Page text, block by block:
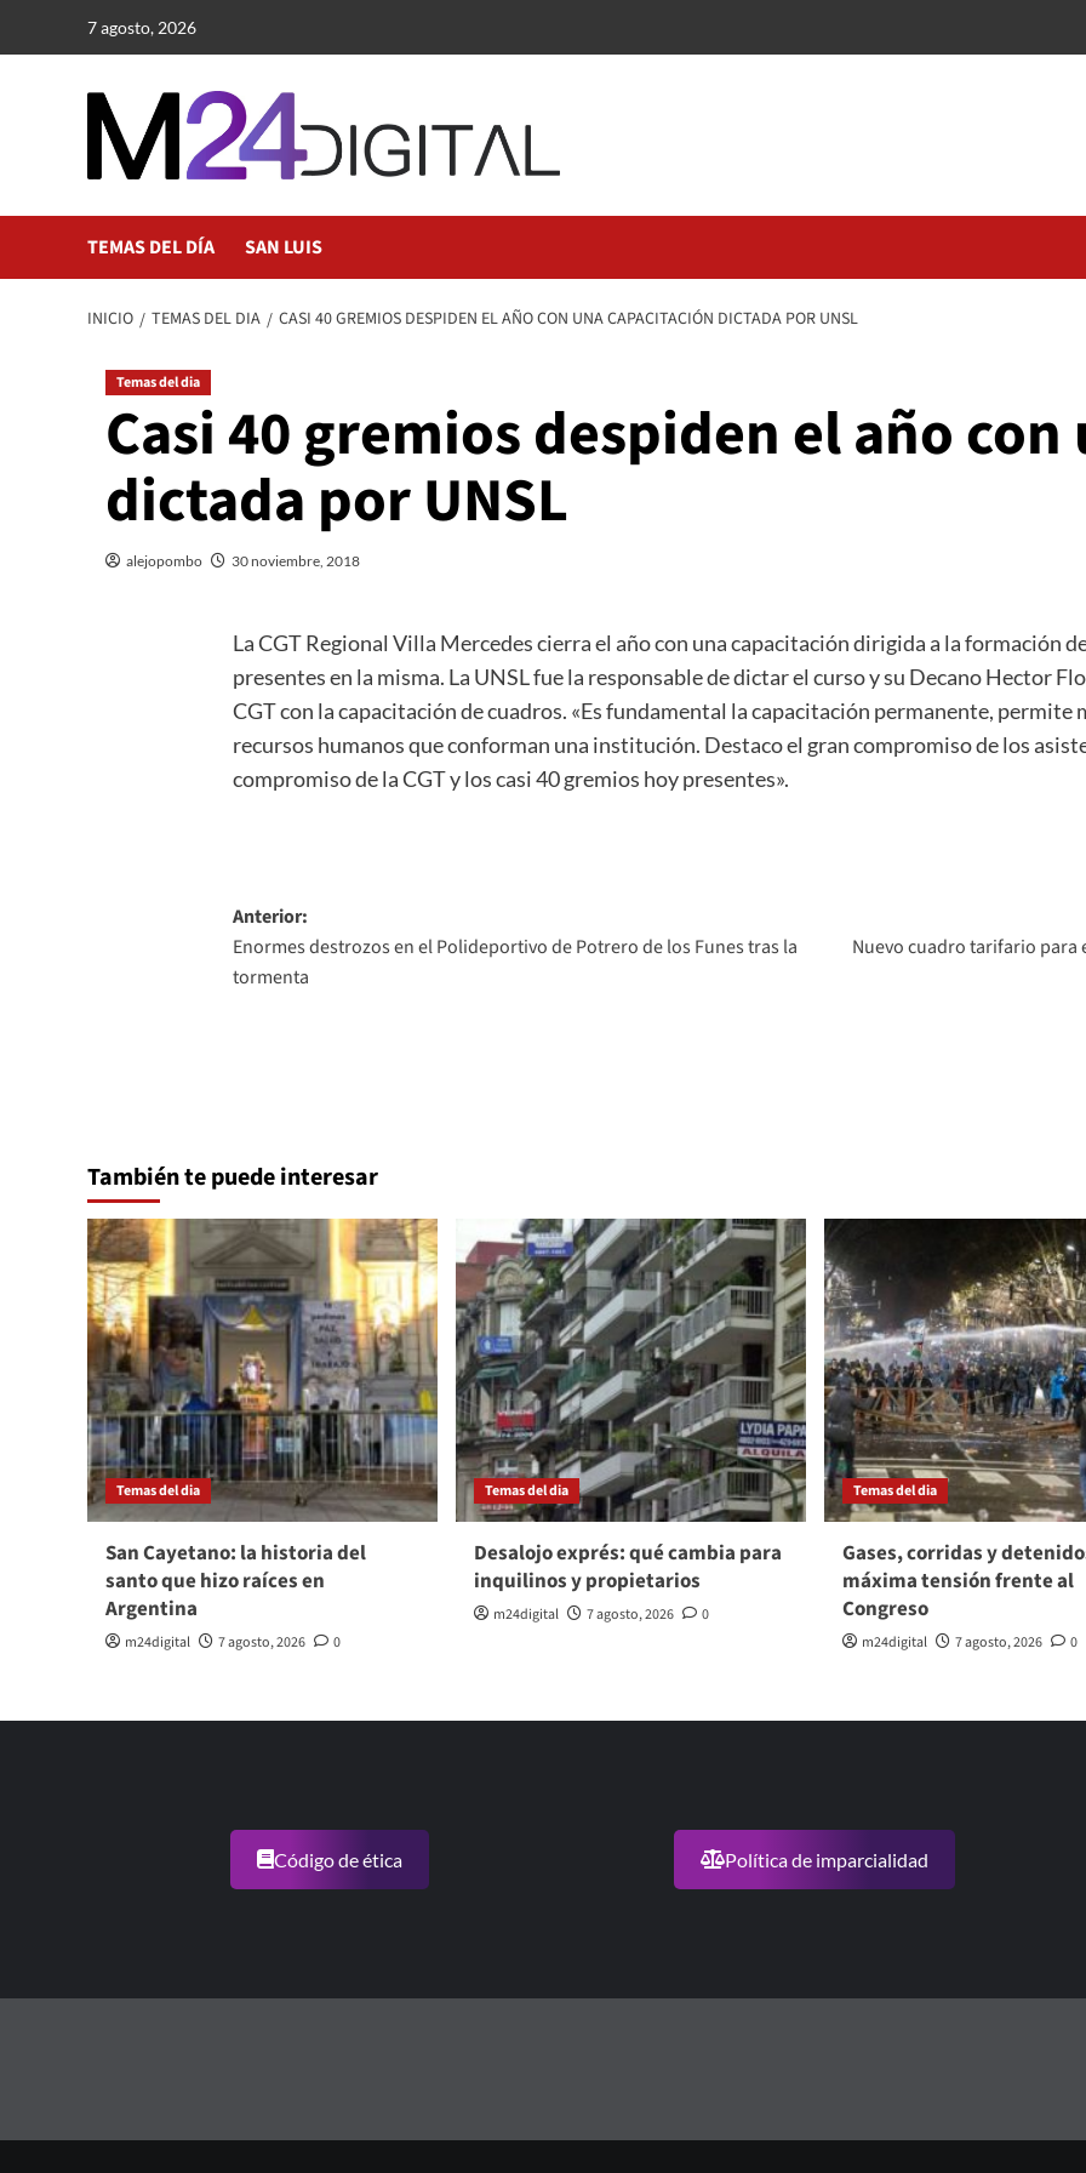
7 agosto, 2026
TEMAS DEL DÍA SAN LUIS
INICIO TEMAS DEL DIA CASI 40 GREMIOS DESPIDEN EL AÑO CON UNA CAPACITACIÓN DICTADA POR UNSL
Temas del dia
Casi 40 gremios despiden el año
dictada por UNSL
alejopombo 30 noviembre, 2018
La CGT Regional Villa Mercedes cierra el año con una capacitación dirigida a la formación
presentes en la misma. La UNSL fue la responsable de dictar el curso y su Decano Hector
CGT con la capacitación de cuadros. «Es fundamental la capacitación permanente, permite
recursos humanos que conforman una institución. Destaco el gran compromiso de los
compromiso de la CGT y los casi 40 gremios hoy presentes».
Navegación
de
entradas
Anterior:
Enormes destrozos en el Polideportivo de Potrero de los Funes tras la
tormenta
Nuevo cuadro tarifario para
También te puede interesar
Temas del dia
San Cayetano: la historia del
santo que hizo raíces en
Argentina
m24digital 7 agosto, 2026 0
Temas del dia
Desalojo exprés: qué cambia para
inquilinos y propietarios
m24digital 7 agosto, 2026 0
Temas del dia
Gases, corridas y
máxima tensión frente al
Congreso
m24digital 7 agosto, 2026 0
Código de ética Política de imparcialidad